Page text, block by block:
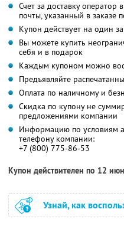
Счет за доставку оператор
почты, указанный в заказе
Купон действует на один
Вы можете купить
себя и в подарок
Каждым купоном можно
Предъявляйте
Оплата по наличному и
Скидка по купону не
предложениями компании
Информацию по условиям
телефону компании:
+7 (800) 775-86-53
Купон действителен по 12
Узнай, как